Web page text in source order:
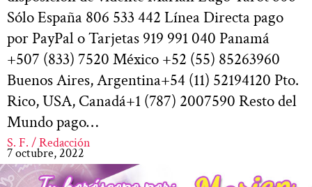
Sólo España 806 533 442 Línea Directa pago
por PayPal o Tarjetas 919 991 040 Panamá
+507 (833) 7520 México +52 (55) 85263960
Buenos Aires, Argentina+54 (11) 52194120 Pto.
Rico, USA, Canadá+1 (787) 2007590 Resto del
Mundo pago…
S. F. / Redacción
7 octubre, 2022